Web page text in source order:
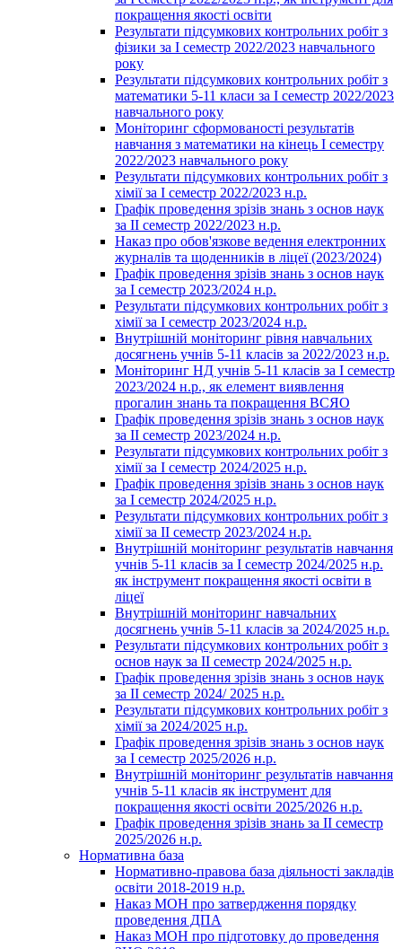
покращення якості освіти
Результати підсумкових контрольних робіт з
фізики за І семестр 2022/2023 навчального
року
Результати підсумкових контрольних робіт з
математики 5-11 класи за І семестр 2022/2023
навчального року
Моніторинг сформованості результатів
навчання з математики на кінець І семестру
2022/2023 навчального року
Результати підсумкових контрольних робіт з
хімії за І семестр 2022/2023 н.р.
Графік проведення зрізів знань з основ наук
за ІІ семестр 2022/2023 н.р.
Наказ про обов'язкове ведення електронних
журналів та щоденників в ліцеї (2023/2024)
Графік проведення зрізів знань з основ наук
за І семестр 2023/2024 н.р.
Результати підсумкових контрольних робіт з
хімії за І семестр 2023/2024 н.р.
Внутрішній моніторинг рівня навчальних
досягнень учнів 5-11 класів за 2022/2023 н.р.
Моніторинг НД учнів 5-11 класів за І семестр
2023/2024 н.р., як елемент виявлення
прогалин знань та покращення ВСЯО
Графік проведення зрізів знань з основ наук
за ІІ семестр 2023/2024 н.р.
Результати підсумкових контрольних робіт з
хімії за І семестр 2024/2025 н.р.
Графік проведення зрізів знань з основ наук
за І семестр 2024/2025 н.р.
Результати підсумкових контрольних робіт з
хімії за ІІ семестр 2023/2024 н.р.
Внутрішній моніторинг результатів навчання
учнів 5-11 класів за І семестр 2024/2025 н.р.
як інструмент покращення якості освіти в
ліцеї
Внутрішній моніторинг навчальних
досягнень учнів 5-11 класів за 2024/2025 н.р.
Результати підсумкових контрольних робіт з
основ наук за ІІ семестр 2024/2025 н.р.
Графік проведення зрізів знань з основ наук
за ІІ семестр 2024/ 2025 н.р.
Результати підсумкових контрольних робіт з
хімії за 2024/2025 н.р.
Графік проведення зрізів знань з основ наук
за І семестр 2025/2026 н.р.
Внутрішній моніторинг результатів навчання
учнів 5-11 класів як інструмент для
покращення якості освіти 2025/2026 н.р.
Графік проведення зрізів знань за ІІ семестр
2025/2026 н.р.
Нормативна база
Нормативно-правова база діяльності закладів
освіти 2018-2019 н.р.
Наказ МОН про затвердження порядку
проведення ДПА
Наказ МОН про підготовку до проведення